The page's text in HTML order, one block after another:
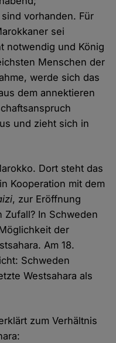
vorhanden. Für
sei
notwendig und König
Menschen der
werde sich das
dem annektieren
und zieht sich in
Dort steht das
Kooperation mit dem
, zur Eröffnung
Zufall? In Schweden
der
Am 18.
Schweden
Westsahara als
zum Verhältnis